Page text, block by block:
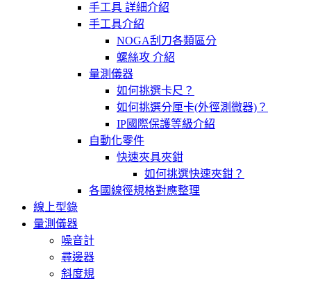
手工具 詳細介紹
手工具介紹
NOGA刮刀各類區分
螺絲攻 介紹
量測儀器
如何挑選卡尺？
如何挑選分厘卡(外徑測微器)？
IP國際保護等級介紹
自動化零件
快速夾具夾鉗
如何挑選快速夾鉗？
各國線徑規格對應整理
線上型錄
量測儀器
噪音計
尋邊器
斜度規